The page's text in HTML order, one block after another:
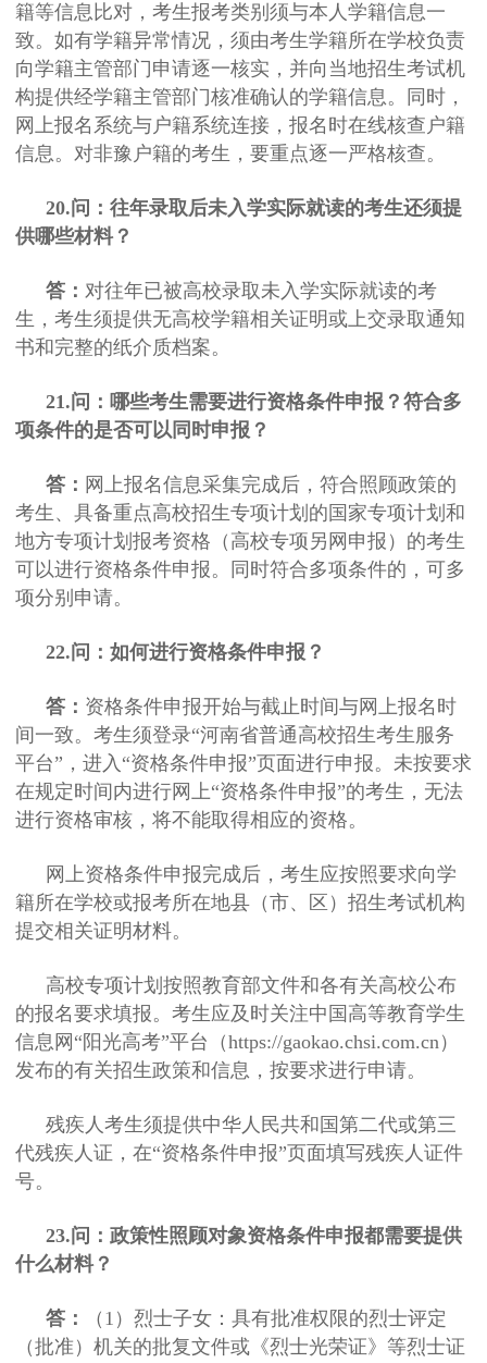
籍等信息比对，考生报考类别须与本人学籍信息一
致。如有学籍异常情况，须由考生学籍所在学校负责
向学籍主管部门申请逐一核实，并向当地招生考试机
构提供经学籍主管部门核准确认的学籍信息。同时，
网上报名系统与户籍系统连接，报名时在线核查户籍
信息。对非豫户籍的考生，要重点逐一严格核查。
20.问：往年录取后未入学实际就读的考生还须提
供哪些材料？
答： 对往年已被高校录取未入学实际就读的考
生，考生须提供无高校学籍相关证明或上交录取通知
书和完整的纸介质档案。
21.问：哪些考生需要进行资格条件申报？符合多
项条件的是否可以同时申报？
答： 网上报名信息采集完成后，符合照顾政策的
考生、具备重点高校招生专项计划的国家专项计划和
地方专项计划报考资格（高校专项另网申报）的考生
可以进行资格条件申报。同时符合多项条件的，可多
项分别申请。
22.问：如何进行资格条件申报？
答： 资格条件申报开始与截止时间与网上报名时
间一致。考生须登录“河南省普通高校招生考生服务
平台”，进入“资格条件申报”页面进行申报。未按要求
在规定时间内进行网上“资格条件申报”的考生，无法
进行资格审核，将不能取得相应的资格。
网上资格条件申报完成后，考生应按照要求向学
籍所在学校或报考所在地县（市、区）招生考试机构
提交相关证明材料。
高校专项计划按照教育部文件和各有关高校公布
的报名要求填报。考生应及时关注中国高等教育学生
信息网“阳光高考”平台（https://gaokao.chsi.com.cn）
发布的有关招生政策和信息，按要求进行申请。
残疾人考生须提供中华人民共和国第二代或第三
代残疾人证，在“资格条件申报”页面填写残疾人证件
号。
23.问：政策性照顾对象资格条件申报都需要提供
什么材料？
答：
（1）烈士子女：具有批准权限的烈士评定
（批准）机关的批复文件或《烈士光荣证》等烈士证